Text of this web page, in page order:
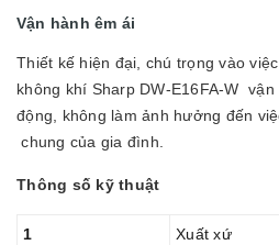
Vận hành êm ái
Thiết kế hiện đại, chú trọng vào
không khí Sharp DW-E16FA-W
động, không làm ảnh hưởng đến
chung của gia đình.
Thông số kỹ thuật
1 Xuất xứ